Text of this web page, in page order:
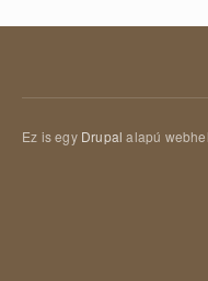
Ez is egy Drupal alapú